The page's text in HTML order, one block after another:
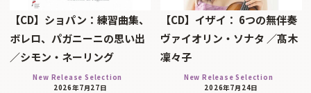
【CD】ショパン：練習曲集、
ボレロ、パガニーニの思い出
／シモン・ネーリング
New Release Selection
2026年7月27日
【CD】イザイ： 6つの無伴奏
ヴァイオリン・ソナタ ／髙木
凜々子
New Release Selection
2026年7月24日